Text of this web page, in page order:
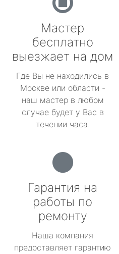
Мастер
бесплатно
выезжает на дом
Где Вы не находились в
Москве или области -
наш мастер в любом
случае будет у Вас в
течении часа.
Гарантия на
работы по
ремонту
Наша компания
предоставляет гарантию